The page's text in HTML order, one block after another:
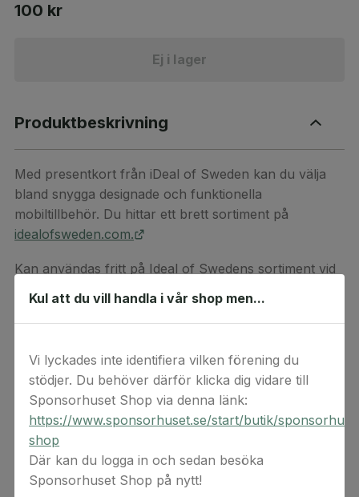
100 kr
Ej i lager
Produktbeskrivning
Med presentkort från iDeal of Sweden kan du välja
bland snygga designade och funktionella
mobiltillbehör. Du hittar ett brett sortiment på
idealofsweden.com.
Kan användas fritt på Ideal of Swedens sortiment vid
*Kan ej kombineras med rabattkoder
Detta är en digital produkt. Digital(a) värdekod(er)
levereras via e-post. Observera att ångerrätten inte
gäller för beställningar av digital(a) värdekod(er) då
koderna anses förbrukade vid köptillfället.
Kul att du vill handla i vår shop men...
Vi lyckades inte identifiera vilken förening du
stödjer. Du behöver därför klicka dig vidare till
Sponsorhuset Shop via denna länk:
https://www.sponsorhuset.se/start/butik/
shop
Där kan du logga in och sedan besöka
Sponsorhuset Shop på nytt!